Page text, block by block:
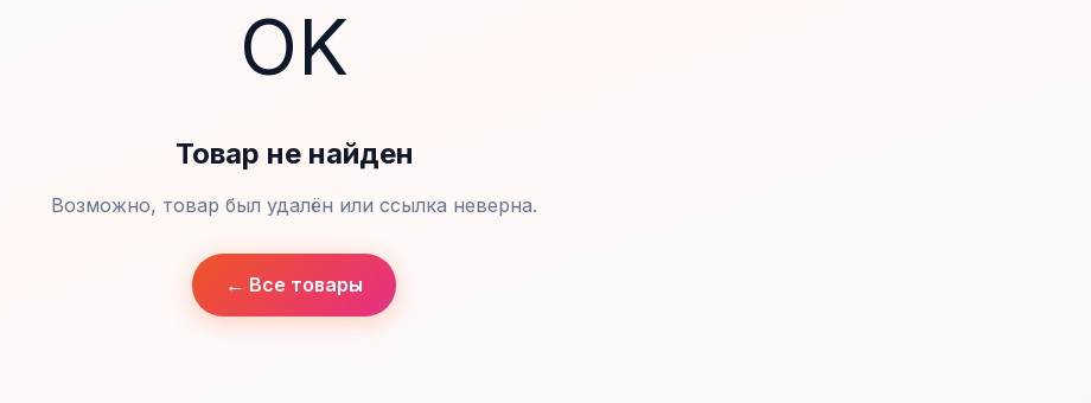
OK
Товар не найден
Возможно, товар был удалён или ссылка неверна.
← Все товары